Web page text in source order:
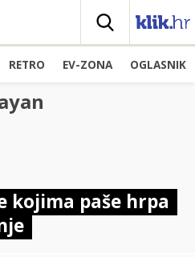
RETRO EV-ZONA OGLASNIK
kojima paše hrpa